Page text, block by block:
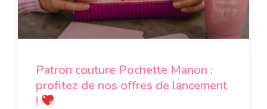
Patron couture Pochette Manon :
profitez de nos offres de lancement
!